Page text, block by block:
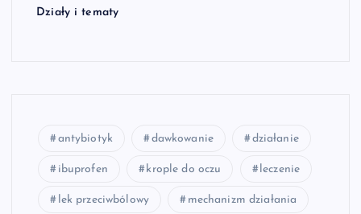
Działy i tematy
antybiotyk dawkowanie działanie
ibuprofen krople do oczu leczenie
lek przeciwbólowy mechanizm działania